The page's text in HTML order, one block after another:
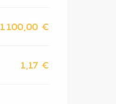
1 100,00 €
1,17 €